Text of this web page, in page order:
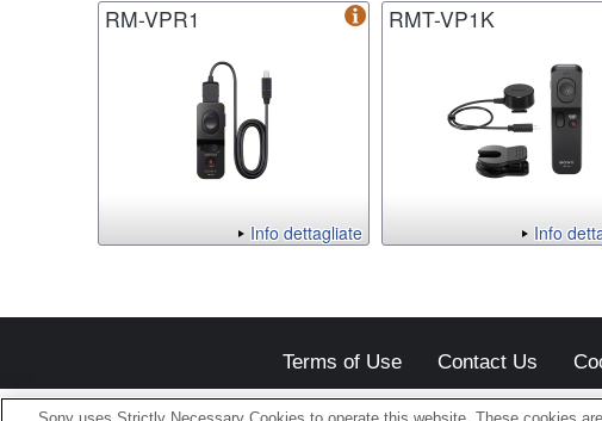
RM-VPR1
Info dettagliate
RMT-VP1K
Info
Terms of Use Contact Us